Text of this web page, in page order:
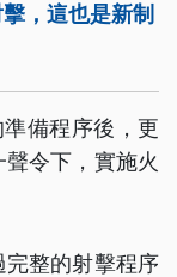
，這也是新制
備程序後，更
令下，實施火
整的射擊程序